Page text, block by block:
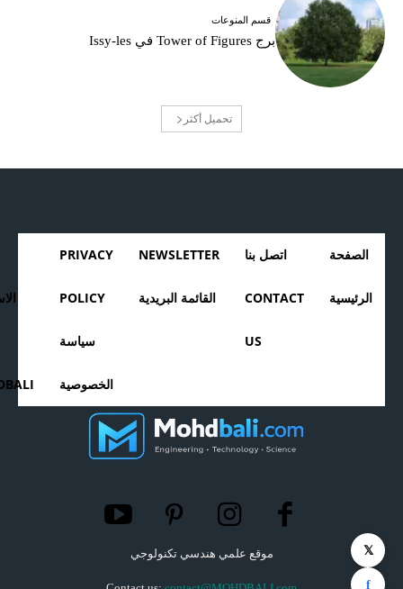
قسم المنوعات
برج Tower of Figures في Issy-les
تحميل أكثر
الصفحة
الرئيسية
اتصل بنا
CONTACT
US
NEWSLETTER
القائمة البريدية
PRIVACY
POLICY
سياسة
الخصوصية
موقع علمي هندسي تكنولوجي 𝕏
f